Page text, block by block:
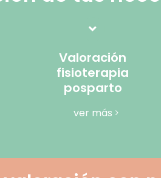
Valoración
fisioterapia
posparto
ver más